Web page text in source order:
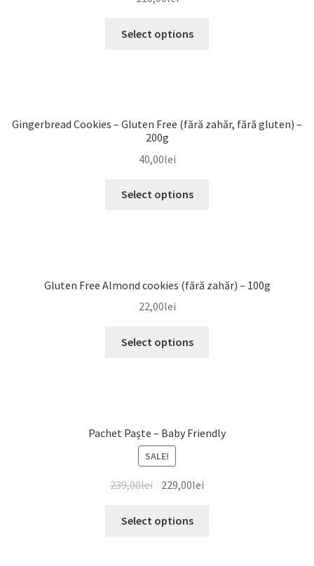
Select options
Gingerbread Cookies – Gluten Free (fără zahăr, fără gluten) –
200g
40,00lei
Select options
Gluten Free Almond cookies (fără zahăr) – 100g
22,00lei
Select options
Pachet Paște – Baby Friendly
SALE!
239,00lei 229,00lei
Select options